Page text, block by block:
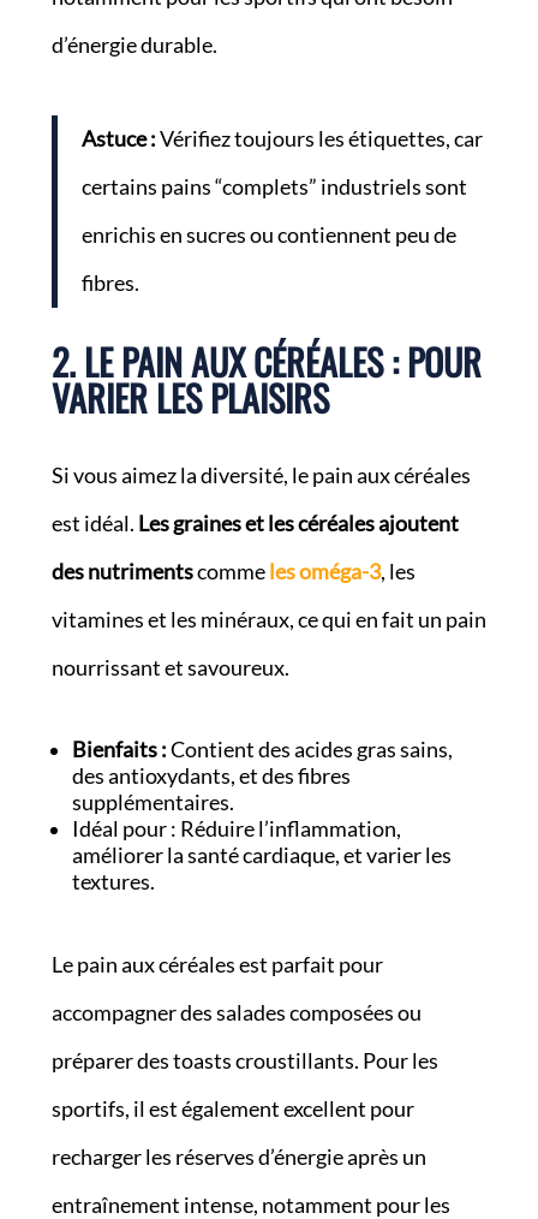
d’énergie durable.
Astuce :Vérifiez toujours les étiquettes, car
certains pains “complets” industriels sont
enrichis en sucres ou contiennent peu de
fibres.
2. LE PAIN AUX CÉRÉALES : POUR
VARIER LES PLAISIRS
Si vous aimez la diversité, le pain aux céréales
est idéal. Les graines et les céréales ajoutent
des nutrimentscommeles oméga-3, les
vitamines et les minéraux, ce qui en fait un pain
nourrissant et savoureux.
Bienfaits :Contient des acides gras sains,
des antioxydants, et des fibres
supplémentaires.
Idéal pour : Réduire l’inflammation,
améliorer la santé cardiaque, et varier les
textures.
Le pain aux céréales est parfait pour
accompagner des salades composées ou
préparer des toasts croustillants. Pour les
sportifs, il est également excellent pour
recharger les réserves d’énergie après un
entraînement intense, notamment pour les